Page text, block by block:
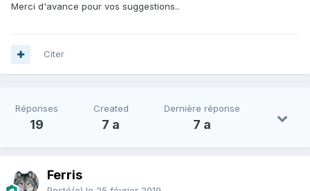
Merci d'avance pour vos suggestions..
Citer
Réponses
19
Created
7 a
Dernière réponse
7 a
Ferris